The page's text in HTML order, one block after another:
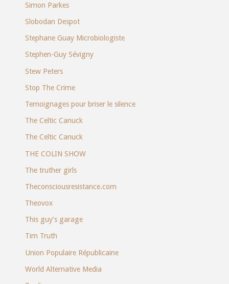
Simon Parkes
Slobodan Despot
Stephane Guay Microbiologiste
Stephen-Guy Sévigny
Stew Peters
Stop The Crime
Temoignages pour briser le silence
The Celtic Canuck
The Celtic Canuck
THE COLIN SHOW
The truther girls
Theconsciousresistance.com
Theovox
This guy’s garage
Tim Truth
Union Populaire Républicaine
World Alternative Media